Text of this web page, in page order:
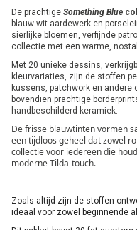
De prachtige Something Blue
blauw-wit aardewerk en
sierlijke bloemen, verfijnde
collectie met een warme,
Met 20 unieke dessins,
kleurvariaties, zijn de stoffen
kussens, patchwork en
bovendien prachtige
handbeschilderd keramiek.
De frisse blauwtinten vormen
een tijdloos geheel dat zowel
collectie voor iedereen die
moderne Tilda-touch.
Zoals altijd zijn de stoffen
ideaal voor zowel beginnende